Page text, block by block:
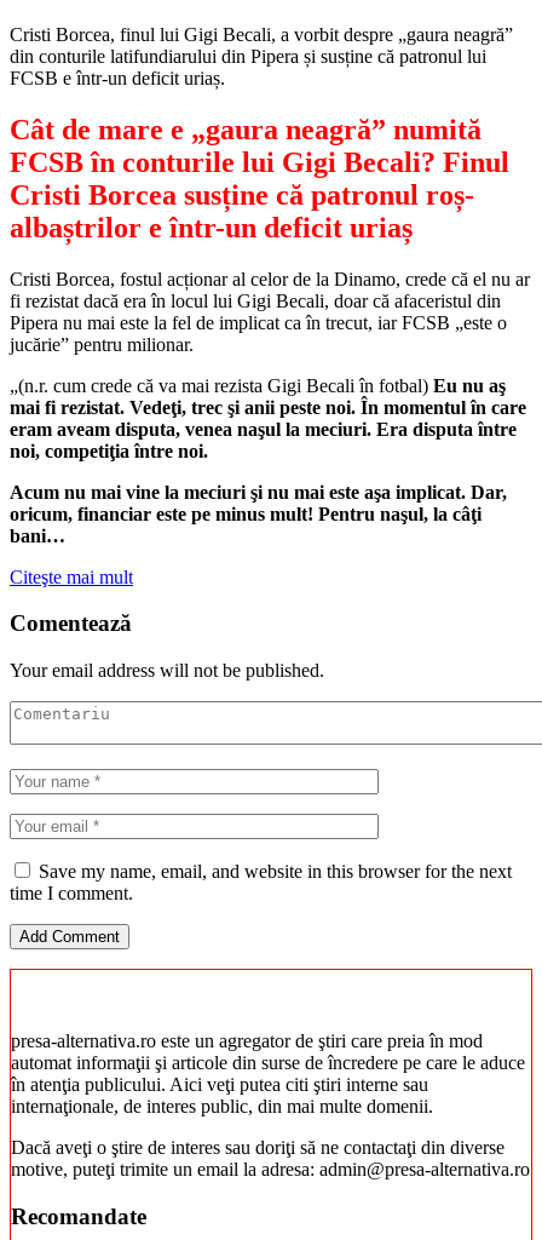
Cristi Borcea, finul lui Gigi Becali, a vorbit despre „gaura neagră”
din conturile latifundiarului din Pipera și susține că patronul lui
FCSB e într-un deficit uriaș.
Cât de mare e „gaura neagră” numită
FCSB în conturile lui Gigi Becali? Finul
Cristi Borcea susține că patronul roș-
albaștrilor e într-un deficit uriaș
Cristi Borcea, fostul acționar al celor de la Dinamo, crede că el nu ar
fi rezistat dacă era în locul lui Gigi Becali, doar că afaceristul din
Pipera nu mai este la fel de implicat ca în trecut, iar FCSB „este o
jucărie” pentru milionar.
„(n.r. cum crede că va mai rezista Gigi Becali în fotbal) Eu nu aş
mai fi rezistat. Vedeţi, trec şi anii peste noi. În momentul în care
eram aveam disputa, venea naşul la meciuri. Era disputa între
noi, competiţia între noi.
Acum nu mai vine la meciuri şi nu mai este aşa implicat. Dar,
oricum, financiar este pe minus mult! Pentru naşul, la câţi
bani…
Citeşte mai mult
Comentează
Your email address will not be published.
Save my name, email, and website in this browser for the next
time I comment.
presa-alternativa.ro este un agregator de ştiri care preia în mod
automat informaţii şi articole din surse de încredere pe care le aduce
în atenţia publicului. Aici veţi putea citi ştiri interne sau
internaţionale, de interes public, din mai multe domenii.
Dacă aveţi o ştire de interes sau doriţi să ne contactaţi din diverse
motive, puteţi trimite un email la adresa: admin@presa-alternativa.ro
Recomandate